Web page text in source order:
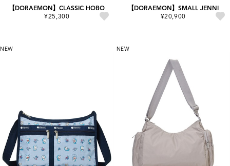
【DORAEMON】CLASSIC HOBO
¥25,300
【DORAEMON】SMALL JENNI
¥20,900
NEW NEW